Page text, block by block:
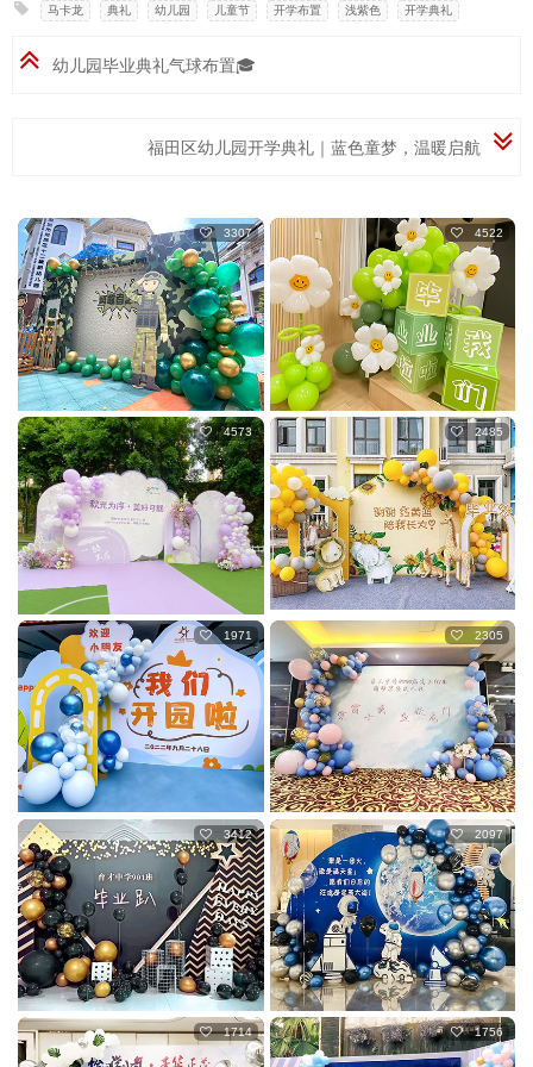
马卡龙 典礼 幼儿园 儿童节 开学布置 浅紫色 开学典礼
幼儿园毕业典礼气球布置🎓
福田区幼儿园开学典礼｜蓝色童梦，温暖启航
3307 4522
4573 2485
1971 2305
3412 2097
1714 1756